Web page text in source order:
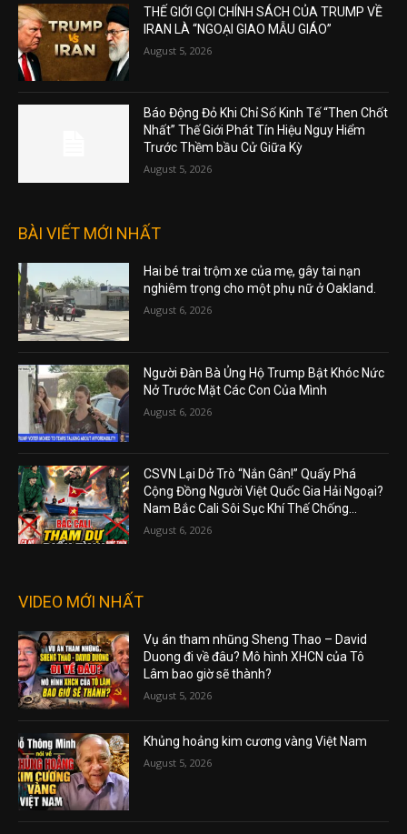
THẾ GIỚI GỌI CHÍNH SÁCH CỦA TRUMP VỀ
IRAN LÀ “NGOẠI GIAO MẪU GIÁO”
August 5, 2026
Báo Động Đỏ Khi Chỉ Số Kinh Tế “Then Chốt
Nhất” Thế Giới Phát Tín Hiệu Nguy Hiểm
Trước Thềm bầu Cử Giữa Kỳ
August 5, 2026
BÀI VIẾT MỚI NHẤT
Hai bé trai trộm xe của mẹ, gây tai nạn
nghiêm trọng cho một phụ nữ ở Oakland.
August 6, 2026
Người Đàn Bà Ủng Hộ Trump Bật Khóc Nức
Nở Trước Mặt Các Con Của Mình
August 6, 2026
CSVN Lại Dở Trò “Nắn Gân!” Quấy Phá
Cộng Đồng Người Việt Quốc Gia Hải Ngoại?
Nam Bắc Cali Sôi Sục Khí Thế Chống...
August 6, 2026
VIDEO MỚI NHẤT
Vụ án tham nhũng Sheng Thao – David
Duong đi về đâu? Mô hình XHCN của Tô
Lâm bao giờ sẽ thành?
August 5, 2026
Khủng hoảng kim cương vàng Việt Nam
August 5, 2026